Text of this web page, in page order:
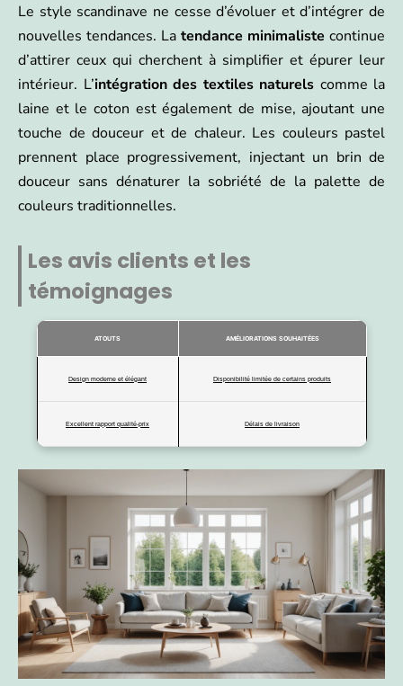
Le style scandinave ne cesse d’évoluer et d’intégrer de
nouvelles tendances. La tendance minimaliste continue
d’attirer ceux qui cherchent à simplifier et épurer leur
intérieur. L’intégration des textiles naturels comme la
laine et le coton est également de mise, ajoutant une
touche de douceur et de chaleur. Les couleurs pastel
prennent place progressivement, injectant un brin de
douceur sans dénaturer la sobriété de la palette de
couleurs traditionnelles.
Les avis clients et les
témoignages
ATOUTS AMÉLIORATIONS SOUHAITÉES
Design moderne et élégant Disponibilité limitée de certains produits
Excellent rapport qualité-prix Délais de livraison